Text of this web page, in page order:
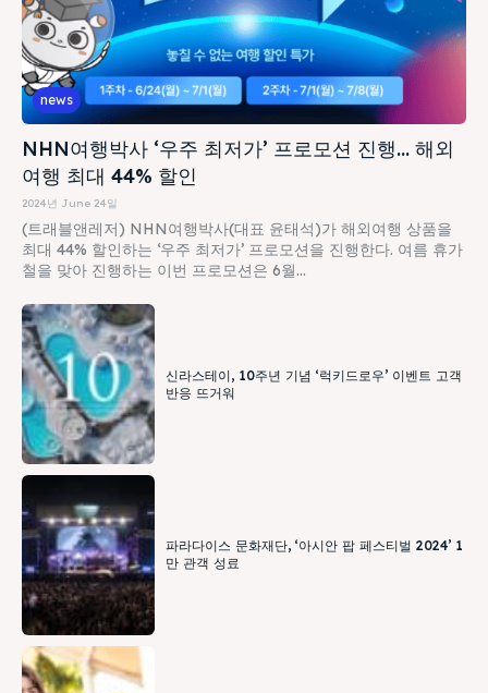
news
NHN여행박사 ‘우주 최저가’ 프로모션 진행… 해외
여행 최대 44% 할인
2024년 June 24일
(트래블앤레저) NHN여행박사(대표 윤태석)가 해외여행 상품을
최대 44% 할인하는 ‘우주 최저가’ 프로모션을 진행한다. 여름 휴가
철을 맞아 진행하는 이번 프로모션은 6월...
신라스테이, 10주년 기념 ‘럭키드로우’ 이벤트 고객
반응 뜨거워
파라다이스 문화재단, ‘아시안 팝 페스티벌 2024’ 1
만 관객 성료